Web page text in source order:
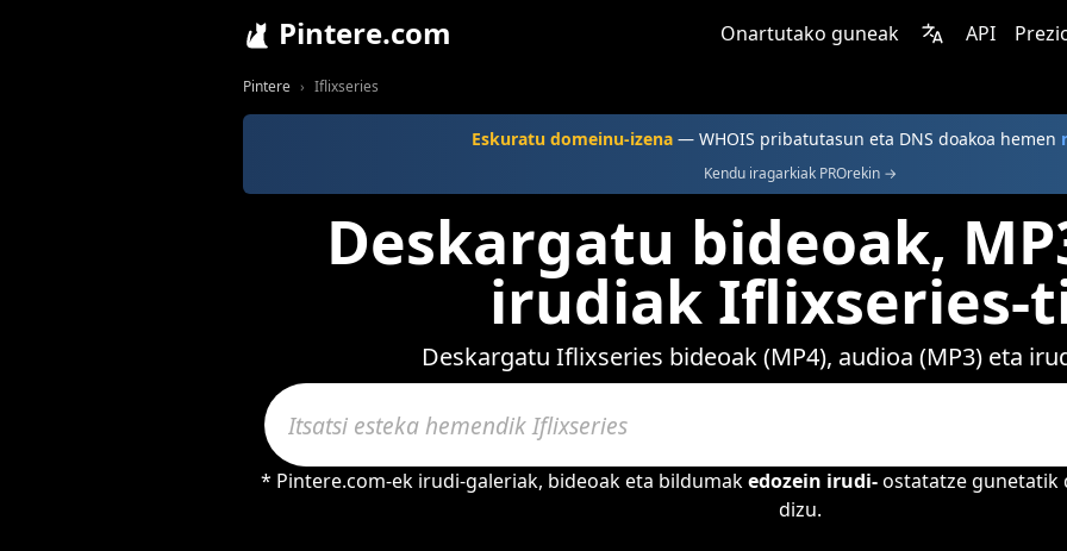
Pintere.com Onartutako guneak API
Pintere Iflixseries
Eskuratu domeinu-izena— WHOIS pribatutasun eta DNS doakoa hemen
Kendu iragarkiak PROrekin →
Deskargatu bideoak,
irudiak Iflixseries-
Deskargatu Iflixseries bideoak (MP4), audioa (MP3) eta
* Pintere.com-ek irudi-galeriak, bideoak eta bildumakedozein irudi-ostatatze gunetatik
dizu.